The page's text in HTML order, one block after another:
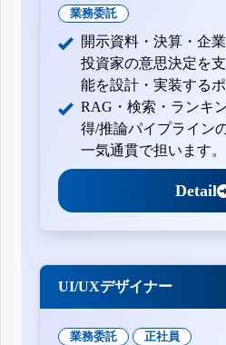
業務委託
開示資料・決算・企
投資家の意思決定を
能を設計・実装する
RAG・検索・ランキ
得/推論パイプライン
一気通貫で担います。
Detail
UI/UXデザイナー
業務委託 正社員